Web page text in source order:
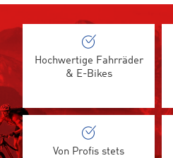
Hochwertige Fahrräder
& E-Bikes
Von Profis stets